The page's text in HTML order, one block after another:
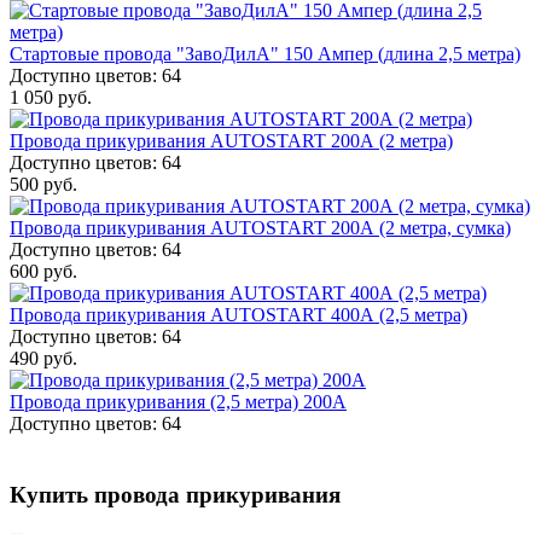
Стартовые провода "ЗавоДилА" 150 Ампер (длина 2,5 метра)
Доступно цветов: 64
1 050 руб.
Провода прикуривания AUTOSTART 200А (2 метра)
Доступно цветов: 64
500 руб.
Провода прикуривания AUTOSTART 200А (2 метра, сумка)
Доступно цветов: 64
600 руб.
Провода прикуривания AUTOSTART 400А (2,5 метра)
Доступно цветов: 64
490 руб.
Провода прикуривания (2,5 метра) 200А
Доступно цветов: 64
Купить провода прикуривания